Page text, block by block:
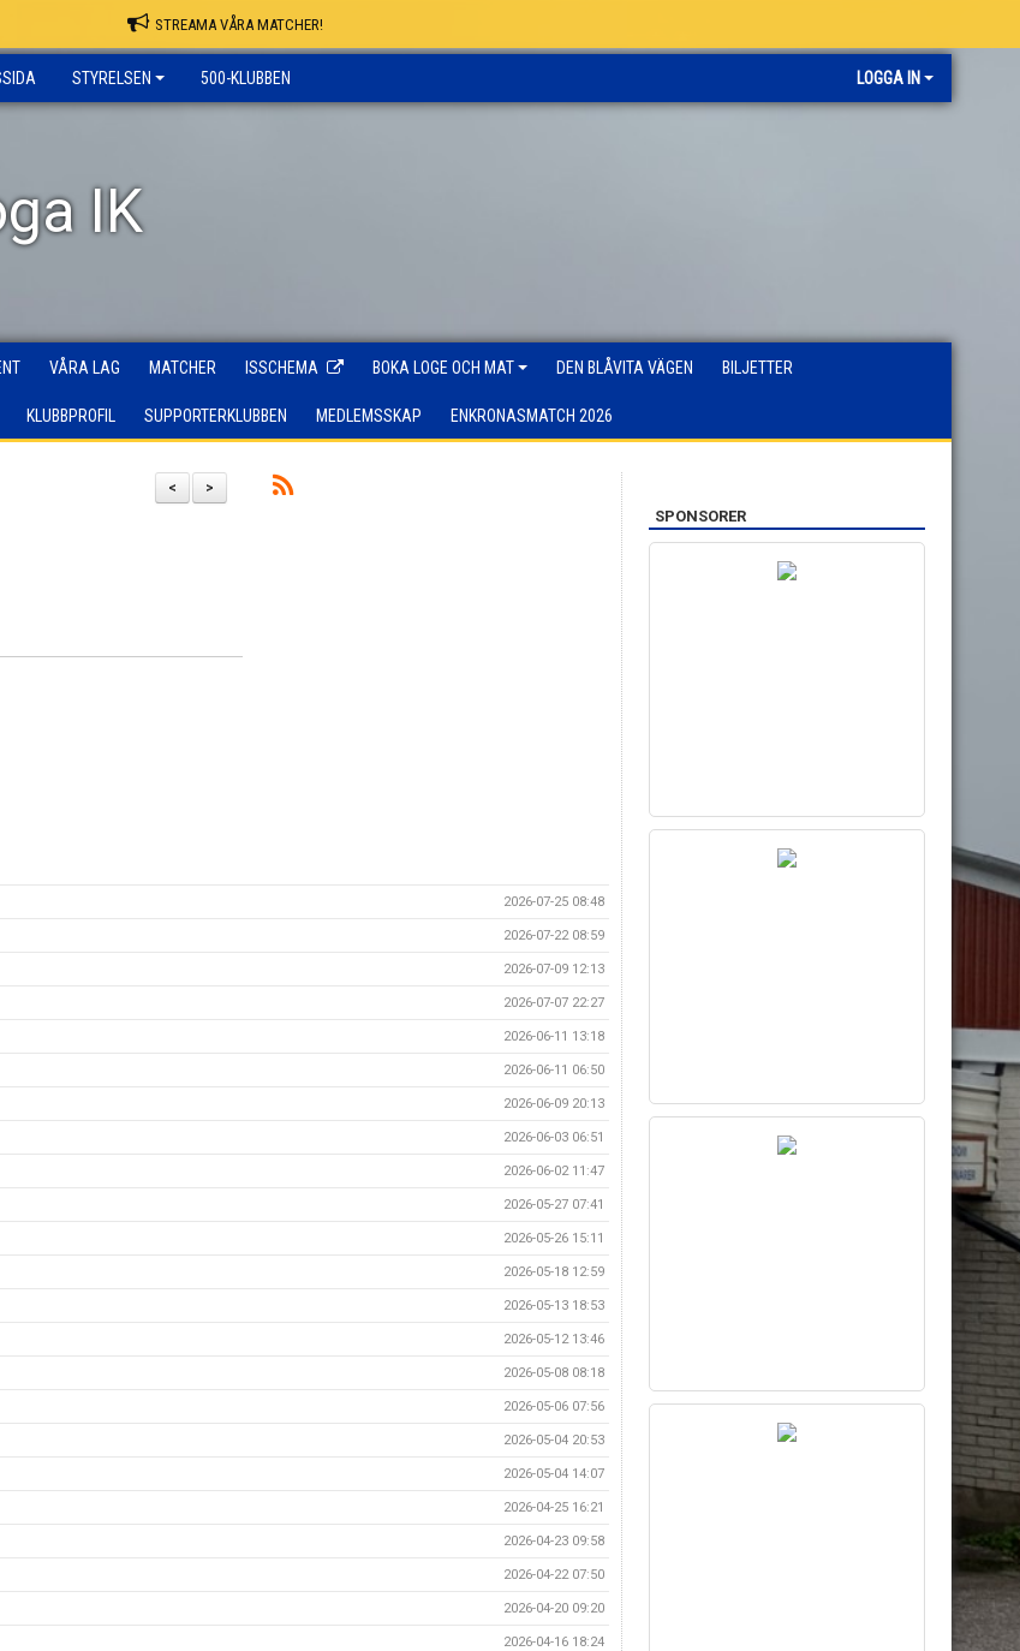
STREAMA VÅRA MATCHER!
STYRELSEN 500-KLUBBEN LOGGA IN
IK
VÅRA LAG MATCHER ISSCHEMA BOKA LOGE OCH MAT DEN BLÅVITA VÄGEN BILJETTER
KLUBBPROFIL SUPPORTERKLUBBEN MEDLEMSSKAP ENKRONASMATCH 2026
>
<
2026-07-25 08:48
2026-07-22 08:59
2026-07-09 12:13
2026-07-07 22:27
2026-06-11 13:18
2026-06-11 06:50
2026-06-09 20:13
2026-06-03 06:51
2026-06-02 11:47
2026-05-27 07:41
2026-05-26 15:11
2026-05-18 12:59
2026-05-13 18:53
2026-05-12 13:46
2026-05-08 08:18
2026-05-06 07:56
2026-05-04 20:53
2026-05-04 14:07
2026-04-25 16:21
2026-04-23 09:58
2026-04-22 07:50
2026-04-20 09:20
2026-04-16 18:24
SPONSORER